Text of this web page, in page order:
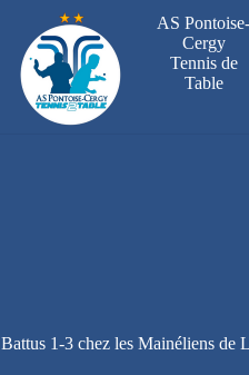
contenu
AS Pontoise-
Cergy
Tennis de
Table
Battus 1-3 chez les Mainéliens de